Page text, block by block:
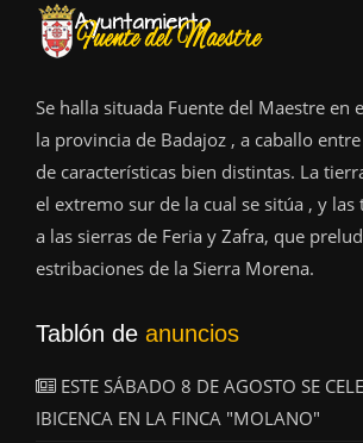
Se halla situada Fuente del Maestre en
la provincia de Badajoz , a caballo
de características bien distintas. La
el extremo sur de la cual se sitúa , y
a las sierras de Feria y Zafra, que
estribaciones de la Sierra Morena.
Tablón de anuncios
ESTE SÁBADO 8 DE AGOSTO SE
IBICENCA EN LA FINCA "MOLANO"